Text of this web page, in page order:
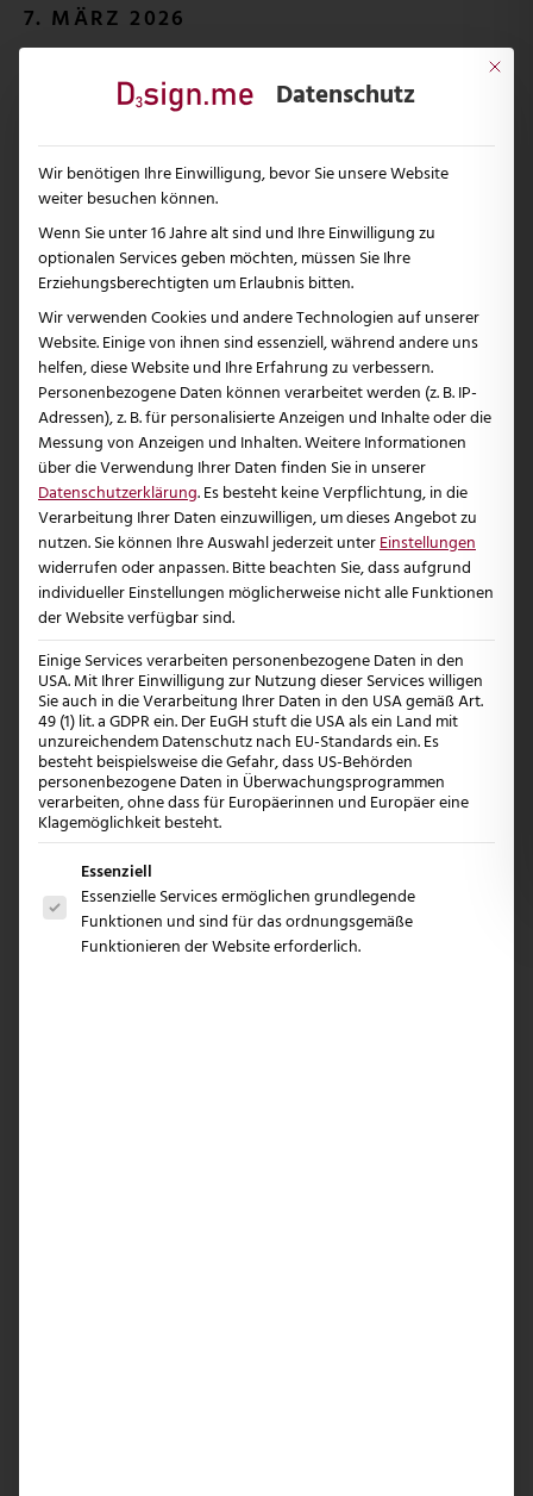
7. MÄRZ 2026
68 % der B2B-Entscheider verlassen eine
Website innerhalb von drei Sekunden, wenn das
Design...
Mehr Erfahren
7. MÄRZ 2026
Was ein gutes Logo wirklich kostet
Was darf ein Logo kosten? Dieser Guide zeigt,
wovon logo erstellen lassen kosten abhängt...
Mehr Erfahren
Mit
Datenschutz
Wir benötigen Ihre Einwilligung, bevor Sie unsere Website
weiter besuchen können.
Wenn Sie unter 16 Jahre alt sind und Ihre Einwilligung zu
optionalen Services geben möchten, müssen Sie Ihre
Erziehungsberechtigten um Erlaubnis bitten.
Wir verwenden Cookies und andere Technologien auf unserer
Website. Einige von ihnen sind essenziell, während andere uns
helfen, diese Website und Ihre Erfahrung zu verbessern.
Personenbezogene Daten können verarbeitet werden (z. B. IP-
Adressen), z. B. für personalisierte Anzeigen und Inhalte oder die
Messung von Anzeigen und Inhalten.Weitere Informationen
über die Verwendung Ihrer Daten finden Sie in unserer
Datenschutzerklärung.Es besteht keine Verpflichtung, in die
Verarbeitung Ihrer Daten einzuwilligen, um dieses Angebot zu
nutzen.Sie können Ihre Auswahl jederzeit unterEinstellungen
widerrufen oder anpassen.Bitte beachten Sie, dass aufgrund
individueller Einstellungen möglicherweise nicht alle Funktionen
der Website verfügbar sind.
Einige Services verarbeiten personenbezogene Daten in den
USA. Mit Ihrer Einwilligung zur Nutzung dieser Services willigen
Sie auch in die Verarbeitung Ihrer Daten in den USA gemäß Art.
49 (1) lit. a GDPR ein. Der EuGH stuft die USA als ein Land mit
unzureichendem Datenschutz nach EU-Standards ein. Es
besteht beispielsweise die Gefahr, dass US-Behörden
personenbezogene Daten in Überwachungsprogrammen
verarbeiten, ohne dass für Europäerinnen und Europäer eine
Klagemöglichkeit besteht.
Es folgt eine Liste der Service-Gruppen, für die
Essenziell
Essenzielle Services ermöglichen grundlegende
Funktionen und sind für das ordnungsgemäße
Funktionieren der Website erforderlich.